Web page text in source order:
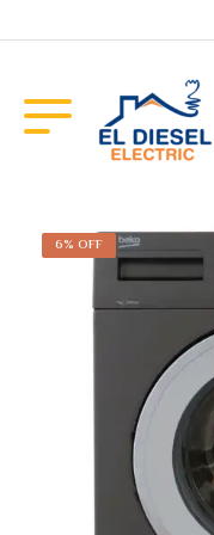
6% OFF